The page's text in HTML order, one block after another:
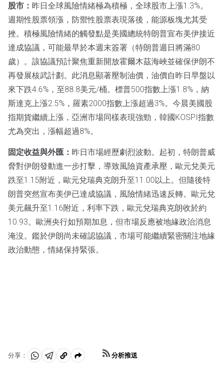
股市： 昨日全球風險情緒極為積極，全球股市上漲1.3%。
週期性股票領漲，防禦性股票表現落後，能源板塊尤其受
挫。積極風險情緒的觸發點是美國總統特朗普宣布美伊接近
達成協議，可能最早於本週末簽署（特朗普週日將滿80
歲）。該協議預計聚焦重新開放霍爾木茲海峽並確保伊朗不
再發展核武計劃。此消息顯著壓制油價，油價自昨日早盤以
來下跌4.6%，至88.8美元/桶。標普500指數上漲1.8%，納
斯達克上漲2.5%，羅素2000指數上漲超過3%。今晨美國股
指期貨繼續上漲，亞洲市場同樣表現強勁，韓國KOSPI指數
尤為突出，漲幅超過8%。
固定收益與外匯： 昨日市場經歷劇烈波動。起初，特朗普威
脅對伊朗發動進一步打擊，導致風險資產承壓，歐元兌美元
跌至1.15附近，歐元兌瑞典克朗升至11.00以上。但隨後特
朗普突然宣布美伊已達成協議，風險情緒迅速反轉。歐元兌
美元飆升至1.16附近，利率下跌，歐元兌瑞典克朗收於約
10.93。歐洲央行如預期加息，但市場反應被地緣政治消息
淹沒。鑑於伊朗尚未確認協議，市場可能繼續緊密關注地緣
政治動態，情緒保持緊張。
分享：
分 分 複
分析推送